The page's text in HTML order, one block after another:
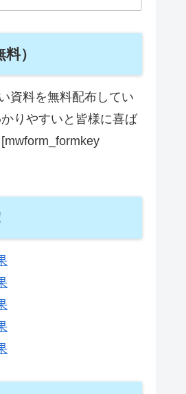
）
資料を無料配布してい
りやすいと皆様に喜ば